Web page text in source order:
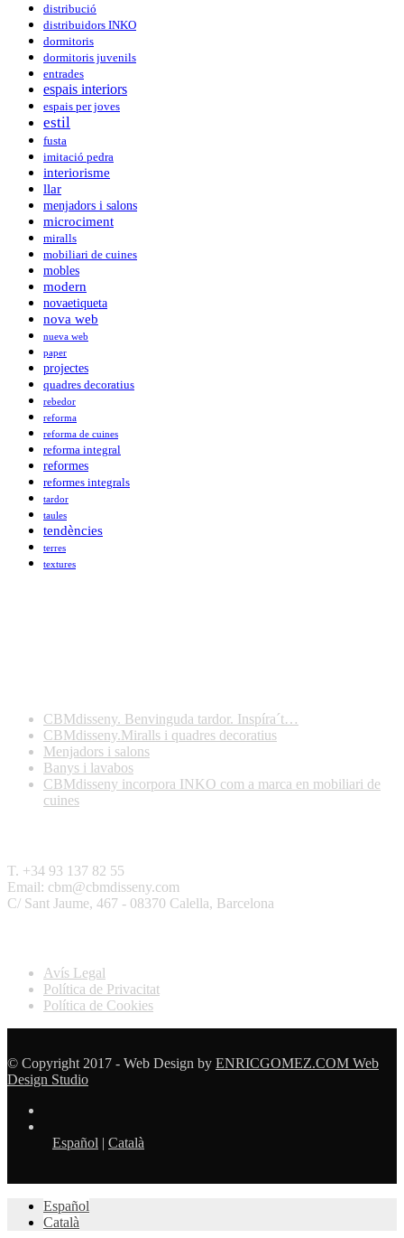
distribució
distribuidors INKO
dormitoris
dormitoris juvenils
entrades
espais interiors
espais per joves
estil
fusta
imitació pedra
interiorisme
llar
menjadors i salons
microciment
miralls
mobiliari de cuines
mobles
modern
novaetiqueta
nova web
nueva web
paper
projectes
quadres decoratius
rebedor
reforma
reforma de cuines
reforma integral
reformes
reformes integrals
tardor
taules
tendències
terres
textures
CBMdisseny. Benvinguda tardor. Inspíra´t…
CBMdisseny.Miralls i quadres decoratius
Menjadors i salons
Banys i lavabos
CBMdisseny incorpora INKO com a marca en mobiliari de
cuines
T. +34 93 137 82 55
Email: cbm@cbmdisseny.com
C/ Sant Jaume, 467 - 08370 Calella, Barcelona
Avís Legal
Política de Privacitat
Política de Cookies
© Copyright 2017 - Web Design by ENRICGOMEZ.COM Web
Design Studio
Español | Català
Español
Català